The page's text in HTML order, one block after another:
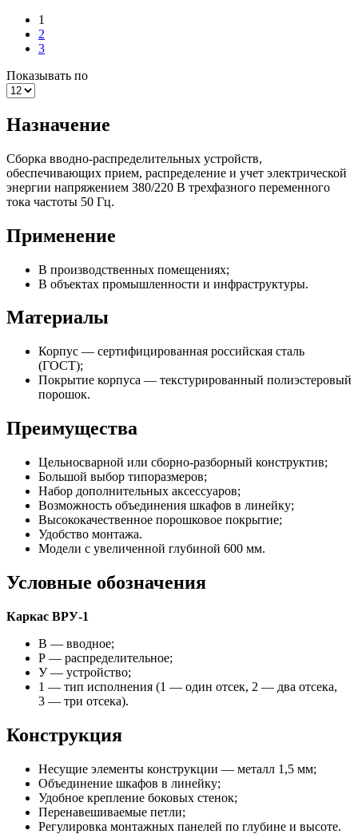
1
2
3
Показывать по
Назначение
Сборка вводно-распределительных устройств,
обеспечивающих прием, распределение и учет электрической
энергии напряжением 380/220 В трехфазного переменного
тока частоты 50 Гц.
Применение
В производственных помещениях;
В объектах промышленности и инфраструктуры.
Материалы
Корпус — сертифицированная российская сталь
(ГОСТ);
Покрытие корпуса — текстурированный полиэстеровый
порошок.
Преимущества
Цельносварной или сборно-разборный конструктив;
Большой выбор типоразмеров;
Набор дополнительных аксессуаров;
Возможность объединения шкафов в линейку;
Высококачественное порошковое покрытие;
Удобство монтажа.
Модели с увеличенной глубиной 600 мм.
Условные обозначения
Каркас ВРУ-1
В — вводное;
Р — распределительное;
У — устройство;
1 — тип исполнения (1 — один отсек, 2 — два отсека,
3 — три отсека).
Конструкция
Несущие элементы конструкции — металл 1,5 мм;
Объединение шкафов в линейку;
Удобное крепление боковых стенок;
Перенавешиваемые петли;
Регулировка монтажных панелей по глубине и высоте.